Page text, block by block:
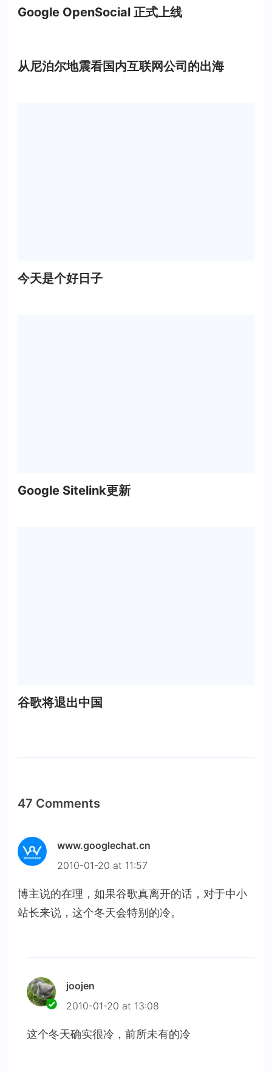
Google OpenSocial 正式上线
从尼泊尔地震看国内互联网公司的出海
今天是个好日子
Google Sitelink更新
谷歌将退出中国
47 Comments
www.googlechat.cn
2010-01-20 at 11:57
博主说的在理，如果谷歌真离开的话，对于中小
站长来说，这个冬天会特别的冷。
joojen
2010-01-20 at 13:08
这个冬天确实很冷，前所未有的冷